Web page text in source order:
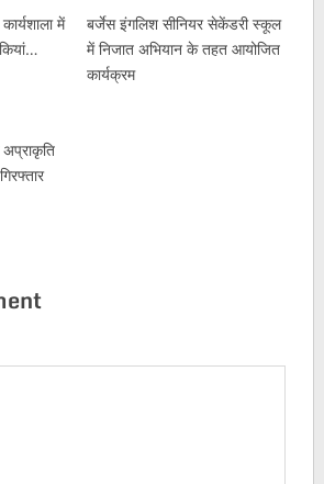
में
बर्जेस इंगलिश सीनियर सेकेंडरी स्कूल
में निजात अभियान के तहत आयोजित
कार्यक्रम